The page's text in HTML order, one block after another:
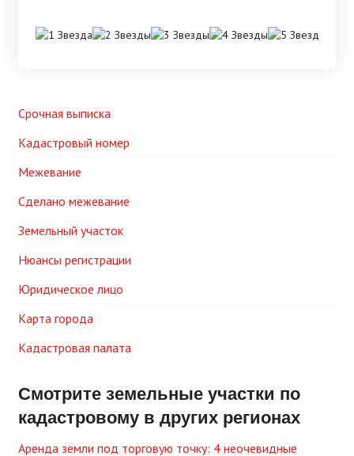
Срочная выписка
Кадастровый номер
Межевание
Сделано межевание
Земельный участок
Нюансы регистрации
Юридическое лицо
Карта города
Кадастровая палата
Смотрите земельные участки по
кадастровому в других регионах
Аренда земли под торговую точку: 4 неочевидные